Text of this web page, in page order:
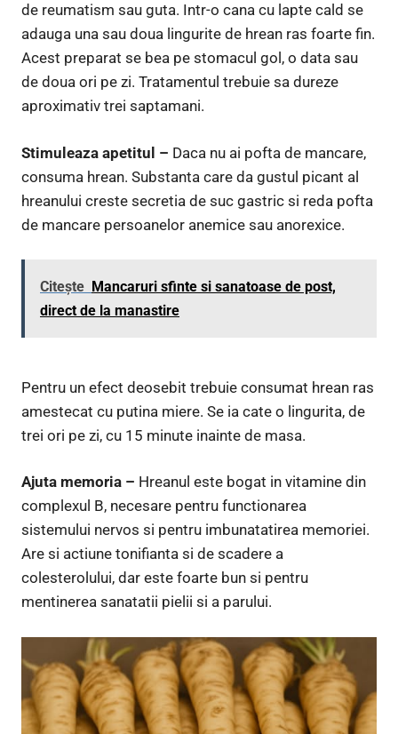
de reumatism sau guta. Intr-o cana cu lapte cald se
adauga una sau doua lingurite de hrean ras foarte fin.
Acest preparat se bea pe stomacul gol, o data sau
de doua ori pe zi. Tratamentul trebuie sa dureze
aproximativ trei saptamani.
Stimuleaza apetitul – Daca nu ai pofta de mancare,
consuma hrean. Substanta care da gustul picant al
hreanului creste secretia de suc gastric si reda pofta
de mancare persoanelor anemice sau anorexice.
Citește Mancaruri sfinte si sanatoase de post,
direct de la manastire
Pentru un efect deosebit trebuie consumat hrean ras
amestecat cu putina miere. Se ia cate o lingurita, de
trei ori pe zi, cu 15 minute inainte de masa.
Ajuta memoria – Hreanul este bogat in vitamine din
complexul B, necesare pentru functionarea
sistemului nervos si pentru imbunatatirea memoriei.
Are si actiune tonifianta si de scadere a
colesterolului, dar este foarte bun si pentru
mentinerea sanatatii pielii si a parului.